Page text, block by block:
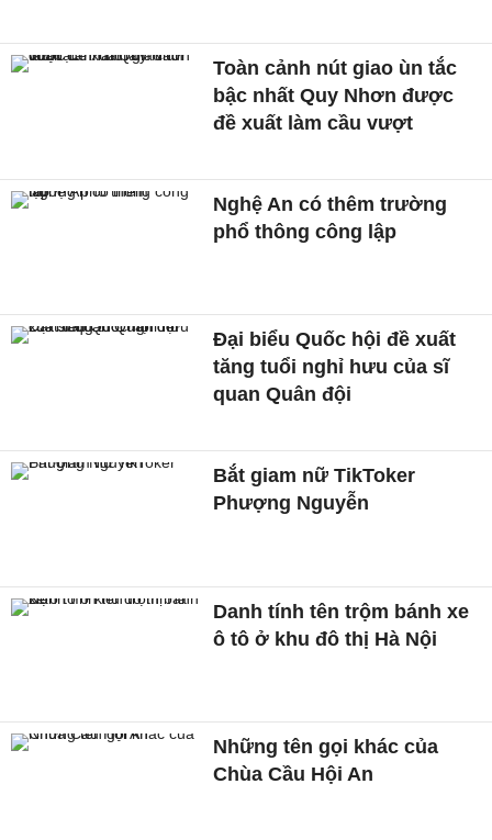
Toàn cảnh nút giao ùn tắc
bậc nhất Quy Nhơn được
đề xuất làm cầu vượt
Nghệ An có thêm trường
phổ thông công lập
Đại biểu Quốc hội đề xuất
tăng tuổi nghỉ hưu của sĩ
quan Quân đội
Bắt giam nữ TikToker
Phượng Nguyễn
Danh tính tên trộm bánh xe
ô tô ở khu đô thị Hà Nội
Những tên gọi khác của
Chùa Cầu Hội An